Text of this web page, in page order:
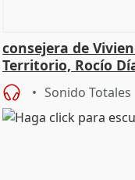
consejera de
Territorio, Rocío
Sonido Totales